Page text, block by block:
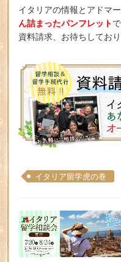
イタリアの情報とアドマ
ん詰まったパンフレット
資料請求、お待ちしており
イタリア留学虎の巻